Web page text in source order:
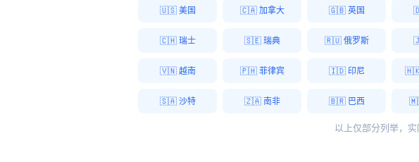
🇺🇸 美国 🇨🇦 加拿大 🇬🇧 英国
🇨🇭 瑞士 🇸🇪 瑞典 🇷🇺 俄罗斯
🇻🇳 越南 🇵🇭 菲律宾 🇮🇩 印尼 🇭🇰
🇸🇦 沙特 🇿🇦 南非 🇧🇷 巴西
以上仅部分列举，